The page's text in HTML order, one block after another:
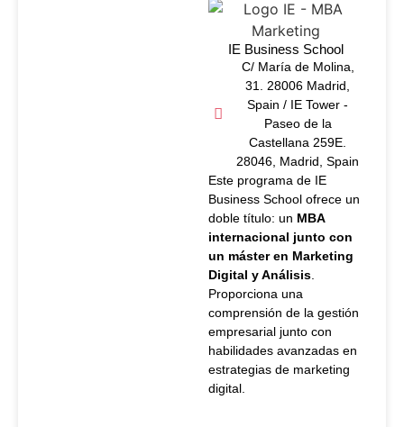
IE Business School
C/ María de Molina,
31. 28006 Madrid,
Spain / IE Tower -
Paseo de la
Castellana 259E.
28046, Madrid, Spain
Este programa de IE
Business School ofrece un
doble título: un MBA
internacional junto con
un máster en Marketing
Digital y Análisis
Proporciona una
comprensión de la gestión
empresarial junto con
habilidades avanzadas en
estrategias de marketing
digital.